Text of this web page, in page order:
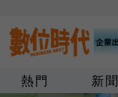
熱門 新聞